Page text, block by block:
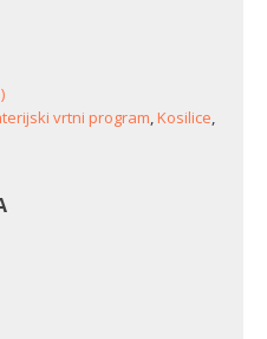
vrtni program,Kosilice,